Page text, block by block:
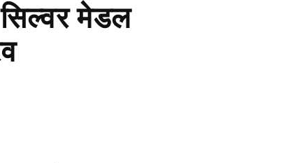
मेडल